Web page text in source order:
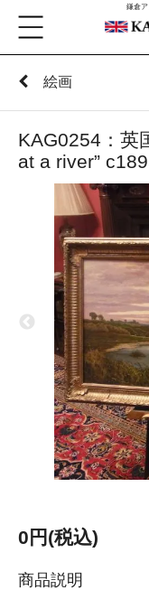
鎌倉
絵画
KAG0254：英
at a river”
0円(税込)
商品説明